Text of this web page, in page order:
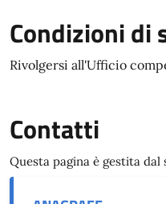
Condizioni di
Rivolgersi all'Ufficio
Contatti
Questa pagina è gestita